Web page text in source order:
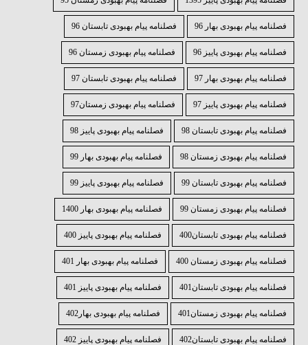
فصلنامه پیام بهبودی بهار 96 فصلنامه پیام بهبودی تابستان 96
فصلنامه پیام بهبودی پاییز 96 فصلنامه پیام بهبودی زمستان 96
فصلنامه پیام بهبودی بهار 97 فصلنامه پیام بهبودی تابستان 97
فصلنامه پیام بهبودی پاییز 97 فصلنامه پیام بهبودی زمستان97
فصلنامه پیام بهبودی تابستان 98 فصلنامه پیام بهبودی پاییز 98
فصلنامه پیام بهبودی زمستان 98 فصلنامه پیام بهبودی بهار 99
فصلنامه پیام بهبودی تابستان 99 فصلنامه پیام بهبودی پاییز 99
فصلنامه پیام بهبودی زمستان 99 فصلنامه پیام بهبودی بهار 1400
فصلنامه پیام بهبودی تابستان400 فصلنامه پیام بهبودی پاییز 400
فصلنامه پیام بهبودی زمستان 400 فصلنامه پیام بهبودی بهار 401
فصلنامه پیام بهبودی تابستان401 فصلنامه پیام بهبودی پاییز 401
فصلنامه پیام بهبودی زمستان401 فصلنامه پیام بهبودی بهار402
فصلنامه پیام بهبودی تابستان402 فصلنامه پیام بهبودی پاییز 402